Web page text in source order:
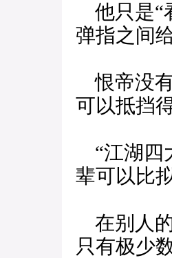
他只是“
弹指之间
恨帝没
可以抵挡
“江湖四
辈可以比拟
在别人
只有极少